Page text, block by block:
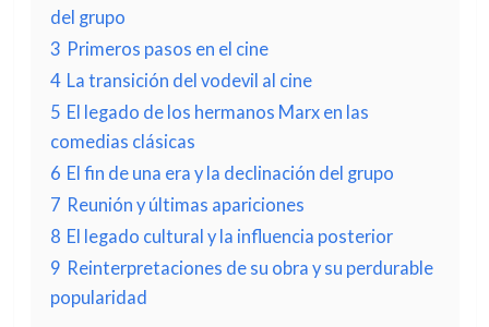
del grupo
3 Primeros pasos en el cine
4 La transición del vodevil al cine
5 El legado de los hermanos Marx en las
comedias clásicas
6 El fin de una era y la declinación del grupo
7 Reunión y últimas apariciones
8 El legado cultural y la influencia posterior
9 Reinterpretaciones de su obra y su perdurable
popularidad